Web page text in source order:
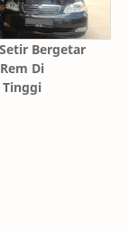
Bergetar
Di
Tinggi